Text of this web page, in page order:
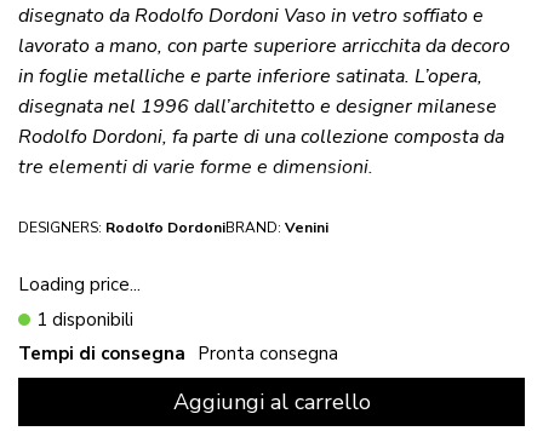
disegnato da Rodolfo Dordoni Vaso in vetro soffiato e
lavorato a mano, con parte superiore arricchita da decoro
in foglie metalliche e parte inferiore satinata. L’opera,
disegnata nel 1996 dall’architetto e designer milanese
Rodolfo Dordoni, fa parte di una collezione composta da
tre elementi di varie forme e dimensioni.
DESIGNERS: Rodolfo DordoniBRAND: Venini
Loading price...
1 disponibili
Tempi di consegna Pronta consegna
Aggiungi al carrello